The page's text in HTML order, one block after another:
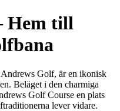
Hem till
Golf, är en ikonisk
Beläget i den charmiga
Golf Course en plats
lever vidare.